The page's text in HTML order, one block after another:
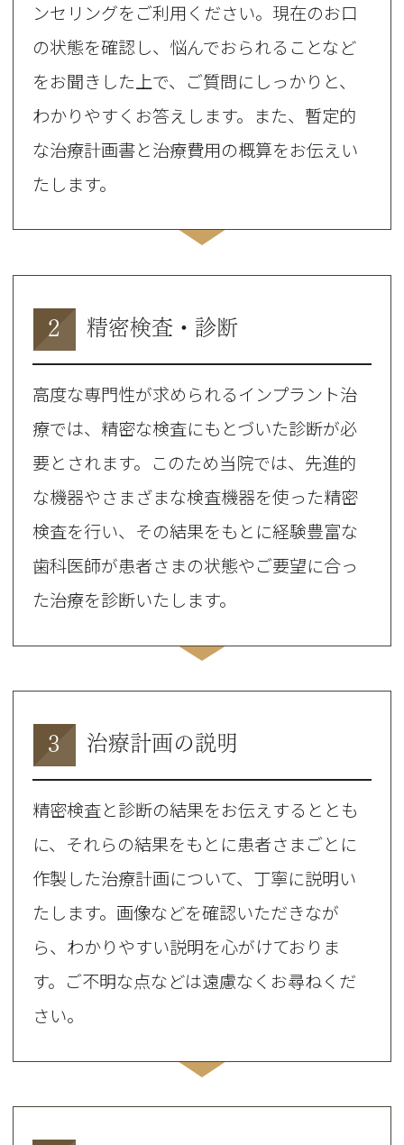
ンセリングをご利用ください。現在のお口
の状態を確認し、悩んでおられることなど
をお聞きした上で、ご質問にしっかりと、
わかりやすくお答えします。また、暫定的
な治療計画書と治療費用の概算をお伝えい
たします。
2 精密検査・診断
高度な専門性が求められるインプラント治
療では、精密な検査にもとづいた診断が必
要とされます。このため当院では、先進的
な機器やさまざまな検査機器を使った精密
検査を行い、その結果をもとに経験豊富な
歯科医師が患者さまの状態やご要望に合っ
た治療を診断いたします。
3 治療計画の説明
精密検査と診断の結果をお伝えするととも
に、それらの結果をもとに患者さまごとに
作製した治療計画について、丁寧に説明い
たします。画像などを確認いただきなが
ら、わかりやすい説明を心がけておりま
す。ご不明な点などは遠慮なくお尋ねくだ
さい。